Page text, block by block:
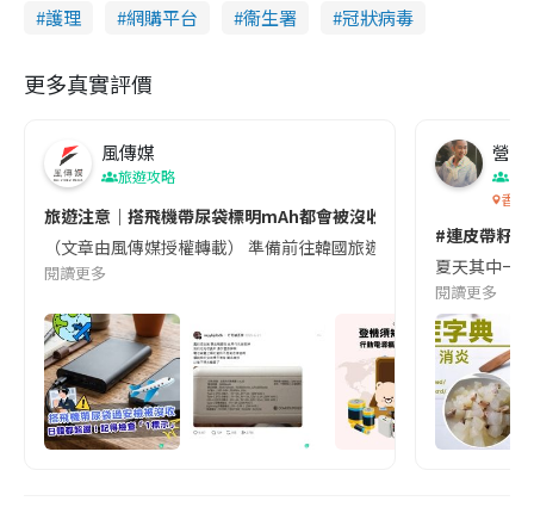
護理
網購平台 衞生署 冠狀病毒
更多真實評價
風傳媒
旅遊攻略
旅遊注意｜搭飛機帶尿袋標明mAh都會被沒收😱出發前切記檢查
（文章由風傳媒授權轉載） 準備前往韓國旅遊的民眾，近期要
閱讀更多
營養
香港
#連皮帶籽
夏天其中一
閱讀更多